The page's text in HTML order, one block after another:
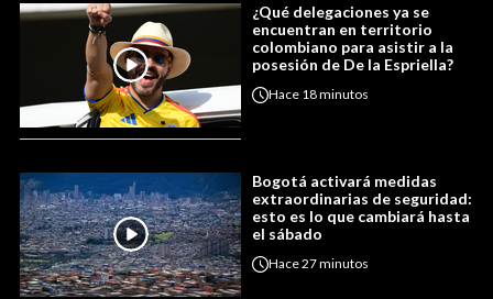
¿Qué delegaciones ya se
encuentran en territorio
colombiano para asistir a la
posesión de De la Espriella?
Hace 18 minutos
Bogotá activará medidas
extraordinarias de seguridad:
esto es lo que cambiará hasta
el sábado
Hace27 minutos